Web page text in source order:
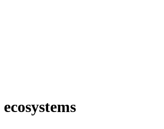
ecosystems